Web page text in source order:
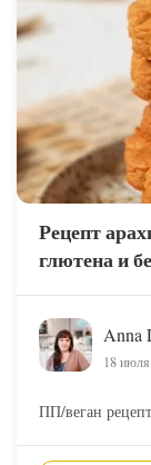
Рецепт
глютена и
Anna
18
ПП/веган